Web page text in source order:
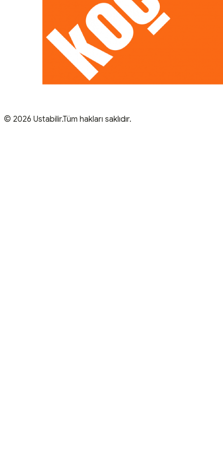
© 2026 Ustabilir.Tüm hakları saklıdır.